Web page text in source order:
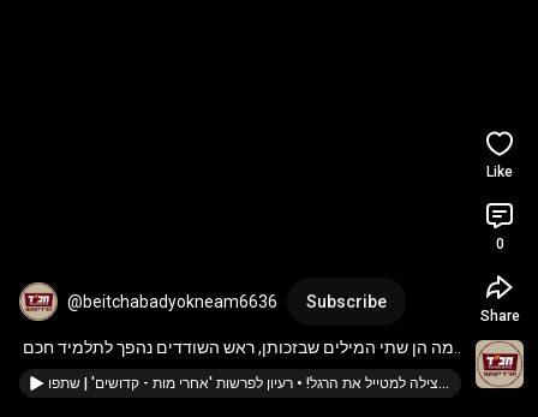
@beitchabadyokneam6636 Subscribe
עצום? • רעיון לפרשת 'אמור' | שתפו
ה'אהבת ישראל' של הרב נחמיה מבנקוק, הצילה למטייל את הרגל! • רעיון לפרשות 'אחרי מות - קדושים' | שתפו
Like
0
Share